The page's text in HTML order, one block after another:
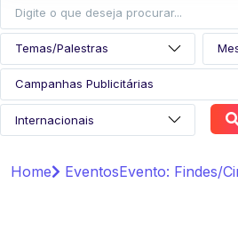
Home EventosEvento: Findes/